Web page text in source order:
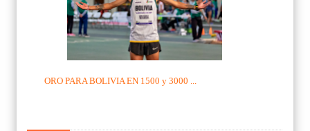
ORO PARA BOLIVIA EN 1500 y 3000 ...